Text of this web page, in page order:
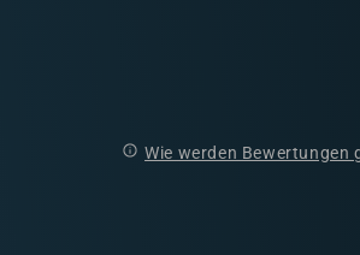
Wie werden Bewertungen